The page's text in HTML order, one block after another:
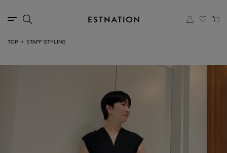
TOP STAFF STYLING